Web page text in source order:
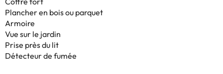
Plancher en bois ou parquet
Armoire
Vue sur le jardin
Prise près du lit
Détecteur de fumée